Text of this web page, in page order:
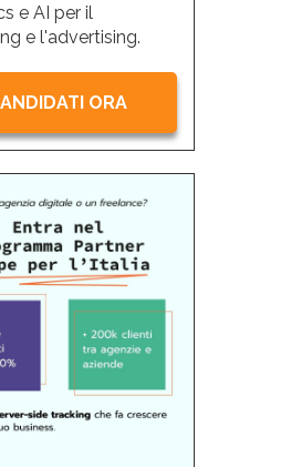
e AI per il
e l'advertising.
ORA